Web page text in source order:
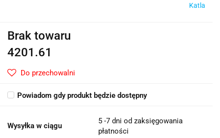
Katla
Brak towaru
4201.61
Do przechowalni
Powiadom gdy produkt będzie dostępny
Wysyłka w ciągu
5 -7 dni od zaksięgowania
płatności